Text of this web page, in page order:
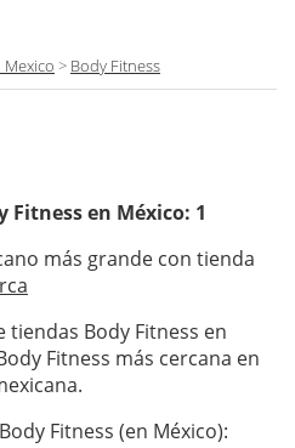
Mexico > Body Fitness
Fitnessen México: 1
más grande con tienda
tiendas Body Fitness en
Fitness más cercana en
Fitness (en México):